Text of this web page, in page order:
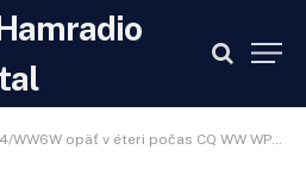
WW6W opäť v éteri počas CQ WW WPX CW 2026